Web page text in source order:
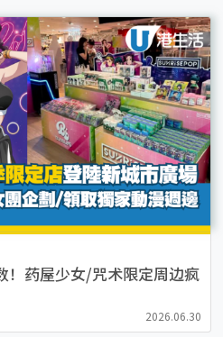
！药屋少女/咒术限定周边疯
2026.06.30